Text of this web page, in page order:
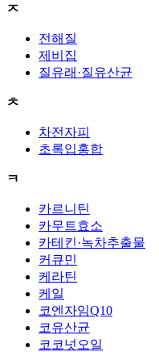
ㅈ
전해질
제비집
질유래·질유산균
ㅊ
차전자피
초록입홍합
ㅋ
카르니틴
카무트효소
카테킨·녹차추출물
커큐민
케라틴
케일
코엔자임Q10
코유산균
코코넛오일